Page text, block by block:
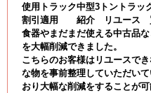
使用トラック中型3トントラッ
割引適用 紹介 リユース
食器やまだまだ使える中古品
を大幅削減できました。
こちらのお客様はリユースで
な物を事前整理していただい
おり大幅な削減をすることが